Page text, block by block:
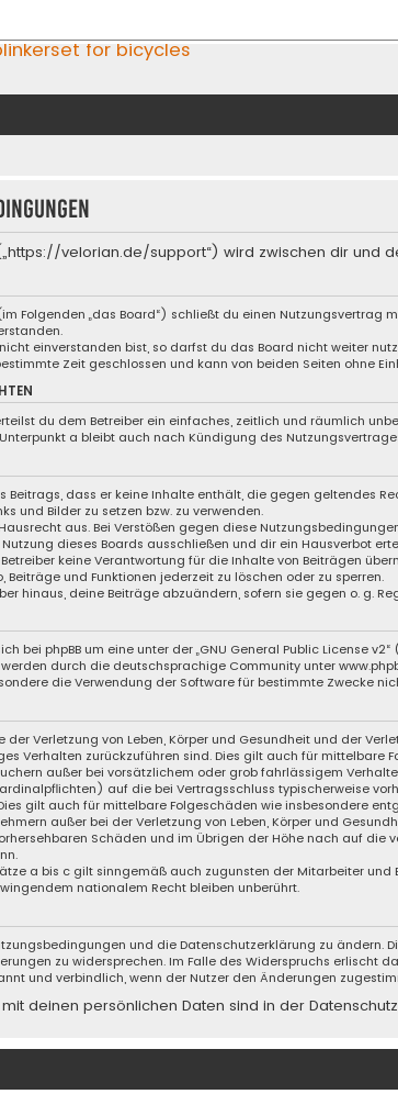
for bicycles
velorian.de/support“) wird zwischen dir und
Folgenden „das Board“) schließt du einen
einverstanden bist, so darfst du das Board nicht weiter
Zeit geschlossen und kann von beiden Seiten ohne
du dem Betreiber ein einfaches, zeitlich und räumlich
a bleibt auch nach Kündigung des
Beitrags, dass er keine Inhalte enthält, die gegen geltendes
und Bilder zu setzen bzw. zu verwenden.
aus. Bei Verstößen gegen diese
dieses Boards ausschließen und dir ein Hausverbot
keine Verantwortung für die Inhalte von Beiträgen
Beiträge und Funktionen jederzeit zu löschen oder zu sperren.
hinaus, deine Beiträge abzuändern, sofern sie gegen o. g.
bei phpBB um eine unter der „GNU General Public License v2“
durch die deutschsprachige Community unter
die Verwendung der Software für bestimmte Zwecke
der Verletzung von Leben, Körper und Gesundheit und der
Verhalten zurückzuführen sind. Dies gilt auch für mittelbare
außer bei vorsätzlichem oder grob fahrlässigem
auf die bei Vertragsschluss typischerweise
gilt auch für mittelbare Folgeschäden wie insbesondere
außer bei der Verletzung von Leben, Körper und
Schäden und im Übrigen der Höhe nach auf
a bis c gilt sinngemäß auch zugunsten der Mitarbeiter und
nationalem Recht bleiben unberührt.
und die Datenschutzerklärung zu ändern.
zu widersprechen. Im Falle des Widerspruchs
und verbindlich, wenn der Nutzer den Änderungen
deinen persönlichen Daten sind in der